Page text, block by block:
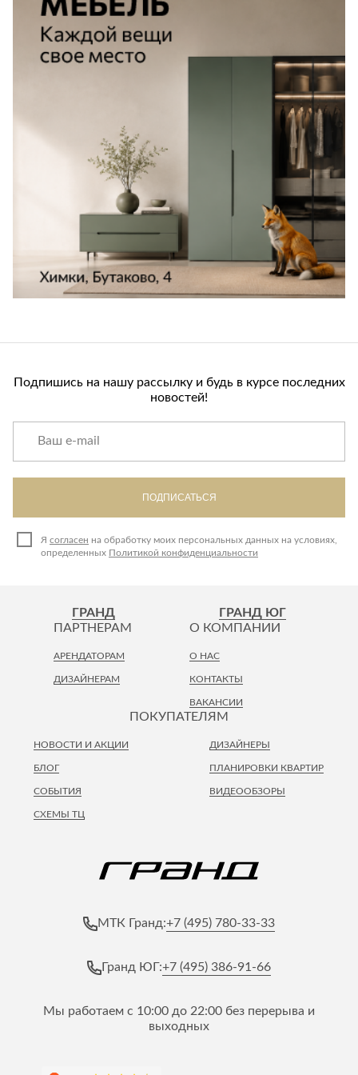
Подпишись на нашу рассылку и будь в курсе последних
новостей!
ПОДПИСАТЬСЯ
Я согласен на обработку моих персональных данных на условиях,
определенных Политикой конфиденциальности
ГРАНД ГРАНД ЮГ
ПОКУПАТЕЛЯМ
НОВОСТИ И АКЦИИ
ПЛАНИРОВКИ КВАРТИР
ВИДЕООБЗОРЫ
БЛОГ
СОБЫТИЯ
СХЕМЫ ТЦ
ДИЗАЙНЕРЫ
ПАРТНЕРАМ
АРЕНДАТОРАМ
ДИЗАЙНЕРАМ
О КОМПАНИИ
О НАС
КОНТАКТЫ
ВАКАНСИИ
МТК Гранд:+7 (495) 780-33-33
Гранд ЮГ:+7 (495) 386-91-66
Мы работаем с 10:00 до 22:00 без перерыва и
выходных